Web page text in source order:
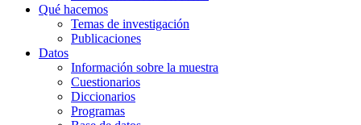
Qué hacemos
Temas de investigación
Publicaciones
Datos
Información sobre la muestra
Cuestionarios
Diccionarios
Programas